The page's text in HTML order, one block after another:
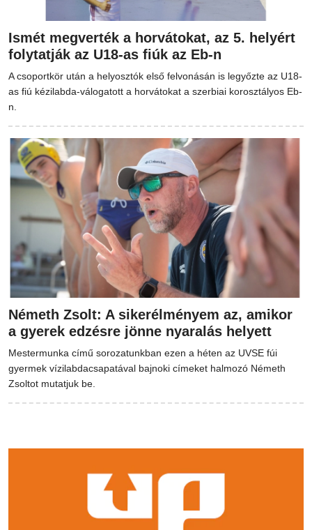
Ismét megverték a horvátokat, az 5. helyért
folytatják az U18-as fiúk az Eb-n
A csoportkör után a helyosztók első felvonásán is legyőzte az U18-
as fiú kézilabda-válogatott a horvátokat a szerbiai korosztályos Eb-
n.
Németh Zsolt: A sikerélményem az, amikor
a gyerek edzésre jönne nyaralás helyett
Mestermunka című sorozatunkban ezen a héten az UVSE fúi
gyermek vízilabdacsapatával bajnoki címeket halmozó Németh
Zsoltot mutatjuk be.